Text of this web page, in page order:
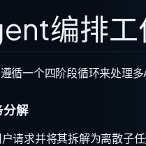
编排工
循一个四阶段循环来处理
分解
请求并将其拆解为离散子